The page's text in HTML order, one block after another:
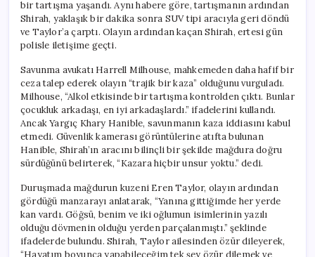
bir tartışma yaşandı. Aynı habere göre, tartışmanın ardından
Shirah, yaklaşık bir dakika sonra SUV tipi aracıyla geri döndü
ve Taylor’a çarptı. Olayın ardından kaçan Shirah, ertesi gün
polisle iletişime geçti.
Savunma avukatı Harrell Milhouse, mahkemeden daha hafif bir
ceza talep ederek olayın “trajik bir kaza” olduğunu vurguladı.
Milhouse, “Alkol etkisinde bir tartışma kontrolden çıktı. Bunlar
çocukluk arkadaşı, en iyi arkadaşlardı.” ifadelerini kullandı.
Ancak Yargıç Khary Hanible, savunmanın kaza iddiasını kabul
etmedi. Güvenlik kamerası görüntülerine atıfta bulunan
Hanible, Shirah’ın aracını bilinçli bir şekilde mağdura doğru
sürdüğünü belirterek, “Kazara hiçbir unsur yoktu.” dedi.
Duruşmada mağdurun kuzeni Eren Taylor, olayın ardından
gördüğü manzarayı anlatarak, “Yanına gittiğimde her yerde
kan vardı. Göğsü, benim ve iki oğlumun isimlerinin yazılı
olduğu dövmenin olduğu yerden parçalanmıştı.” şeklinde
ifadelerde bulundu. Shirah, Taylor ailesinden özür dileyerek,
“Hayatım boyunca yapabileceğim tek şey özür dilemek ve